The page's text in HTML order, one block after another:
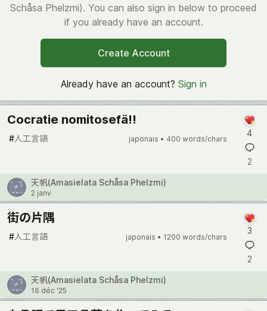
Schåsa Phelzmi). You can also sign in below to proceed
if you already have an account.
Create Account
Already have an account? Sign in
Cocratie nomitosefä!!
#人工言語 japonais • 400 words/chars
4
2
天帆(Amasielata Schåsa Phelzmi)
2 janv
街の片隅
#人工言語 japonais • 1200 words/chars
3
2
天帆(Amasielata Schåsa Phelzmi)
16 déc '25